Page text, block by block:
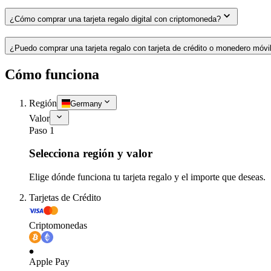
¿Cómo comprar una tarjeta regalo digital con criptomoneda?
¿Puedo comprar una tarjeta regalo con tarjeta de crédito o monedero
Cómo funciona
Región Germany
Valor
Paso 1
Selecciona región y valor
Elige dónde funciona tu tarjeta regalo y el importe que deseas.
Tarjetas de Crédito
Criptomonedas
Apple Pay